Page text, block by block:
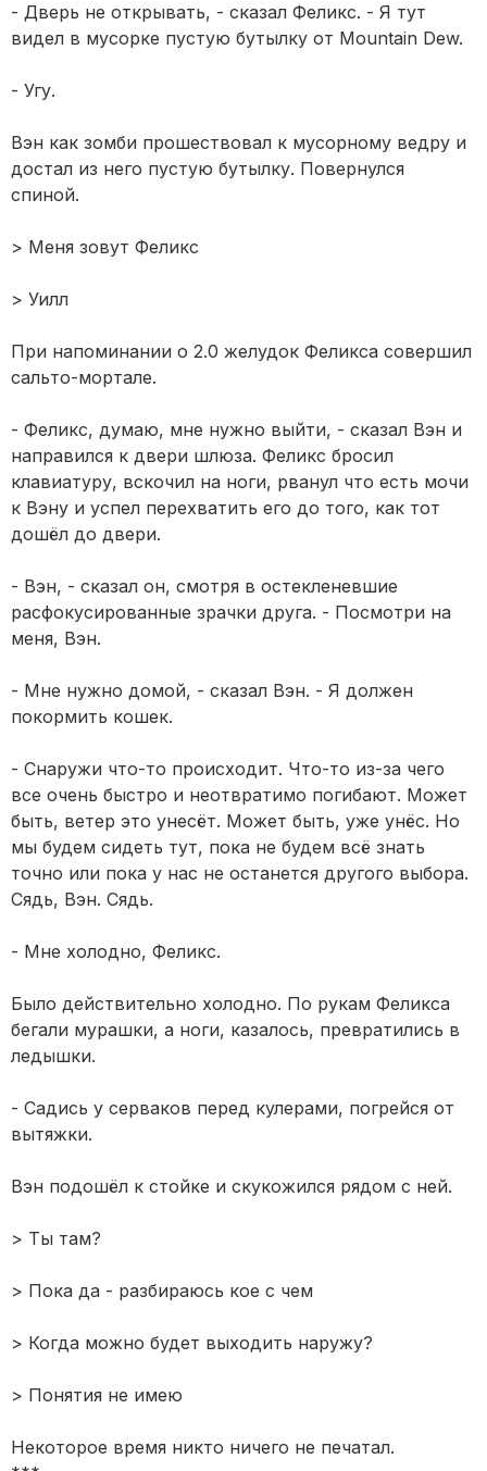
- Дверь не открывать, - сказал Феликс. - Я тут
видел в мусорке пустую бутылку от Mountain Dew.
- Угу.
Вэн как зомби прошествовал к мусорному ведру и
достал из него пустую бутылку. Повернулся
спиной.
> Меня зовут Феликс
> Уилл
При напоминании о 2.0 желудок Феликса совершил
сальто-мортале.
- Феликс, думаю, мне нужно выйти, - сказал Вэн и
направился к двери шлюза. Феликс бросил
клавиатуру, вскочил на ноги, рванул что есть мочи
к Вэну и успел перехватить его до того, как тот
дошёл до двери.
- Вэн, - сказал он, смотря в остекленевшие
расфокусированные зрачки друга. - Посмотри на
меня, Вэн.
- Мне нужно домой, - сказал Вэн. - Я должен
покормить кошек.
- Снаружи что-то происходит. Что-то из-за чего
все очень быстро и неотвратимо погибают. Может
быть, ветер это унесёт. Может быть, уже унёс. Но
мы будем сидеть тут, пока не будем всё знать
точно или пока у нас не останется другого выбора.
Сядь, Вэн. Сядь.
- Мне холодно, Феликс.
Было действительно холодно. По рукам Феликса
бегали мурашки, а ноги, казалось, превратились в
ледышки.
- Садись у серваков перед кулерами, погрейся от
вытяжки.
Вэн подошёл к стойке и скукожился рядом с ней.
> Ты там?
> Пока да - разбираюсь кое с чем
> Когда можно будет выходить наружу?
> Понятия не имею
Некоторое время никто ничего не печатал.